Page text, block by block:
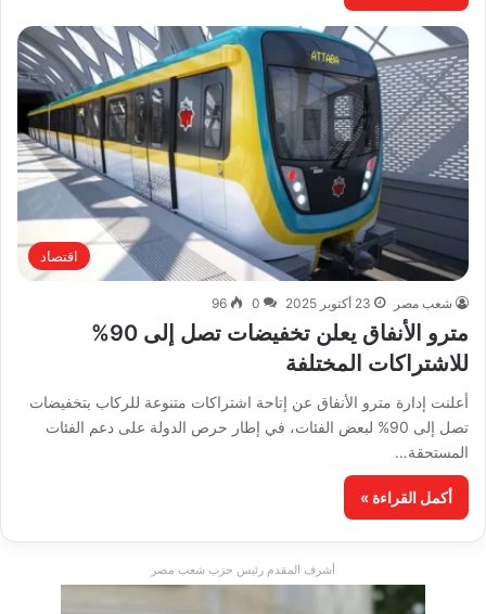
اقتصاد
شعب مصر 23 أكتوبر 2025 0
96
مترو الأنفاق يعلن تخفيضات تصل إلى 90%
للاشتراكات المختلفة
أعلنت إدارة مترو الأنفاق عن إتاحة اشتراكات متنوعة للركاب بتخفيضات
تصل إلى 90% لبعض الفئات، في إطار حرص الدولة على دعم الفئات
المستحقة…
أكمل القراءة »
أشرف المقدم رئيس حزب شعب مصر